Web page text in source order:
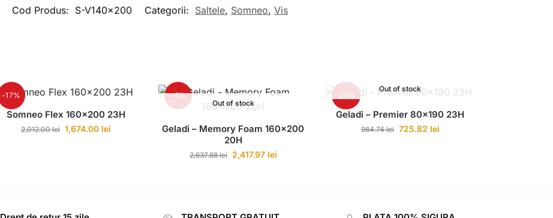
Cod Produs: S-V140x200 Categorii: Saltele, Somneo, Vis
-17%
Somneo Flex 160×200 23H
2,012.00lei 1,674.00 lei
-8%
Out of stock
Geladi – Memory Foam 160×200
20H
2,637.88lei 2,417.97 lei
-26%
Out of stock
Geladi – Premier 80×190 23H
984.74lei 725.82 lei